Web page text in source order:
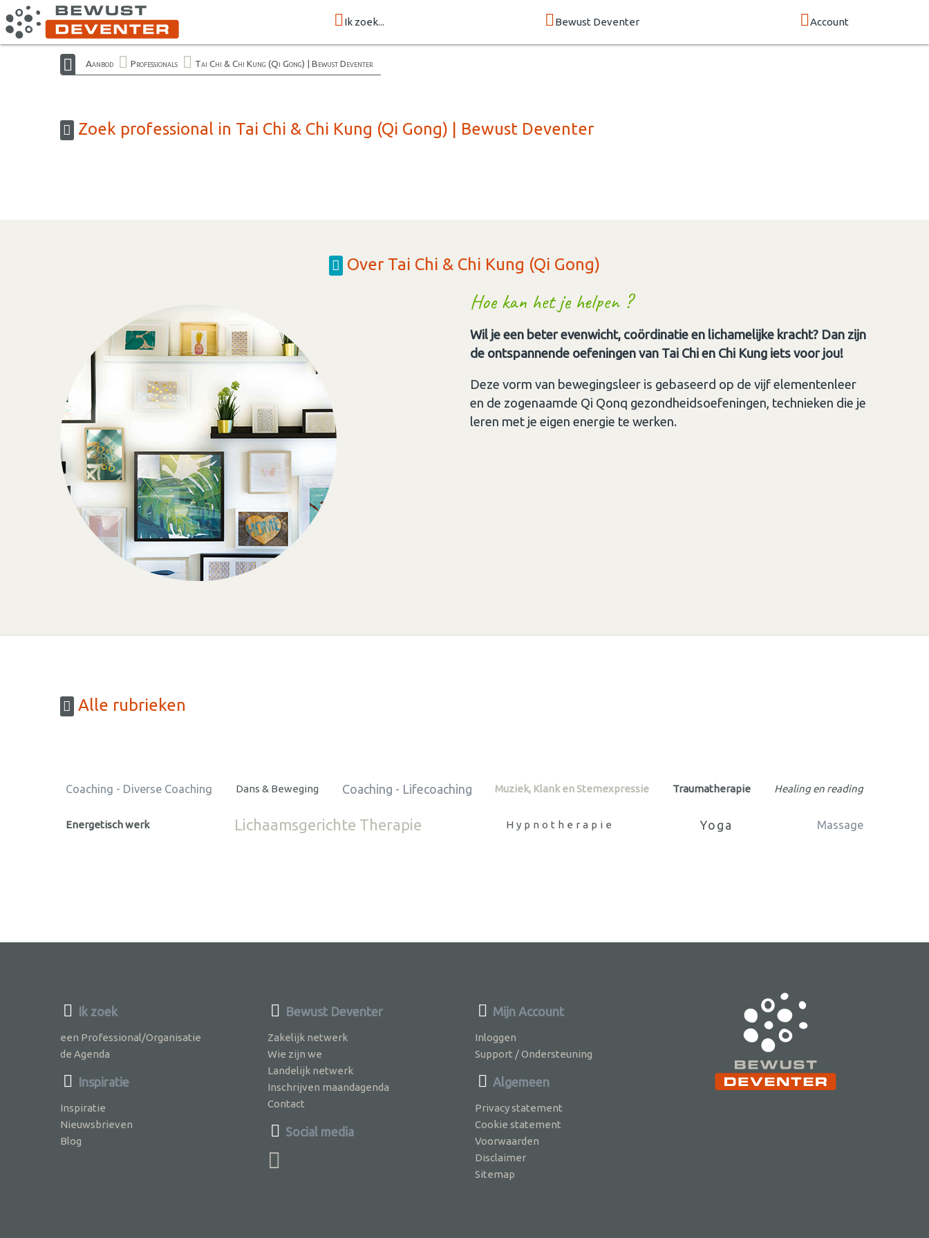
Ik zoek... Bewust Deventer Account
Aanbod Professionals Tai Chi & Chi Kung (Qi Gong) | Bewust Deventer
Zoek professional in Tai Chi & Chi Kung (Qi Gong) | Bewust Deventer
Over Tai Chi & Chi Kung (Qi Gong)
Hoe kan het je helpen ?
Wil je een beter evenwicht, coördinatie en lichamelijke kracht? Dan zijn
de ontspannende oefeningen van Tai Chi en Chi Kung iets voor jou!
Deze vorm van bewegingsleer is gebaseerd op de vijf elementenleer
en de zogenaamde Qi Qonq gezondheidsoefeningen, technieken die je
leren met je eigen energie te werken.
Alle rubrieken
Coaching - Diverse Coaching Dans & Beweging Coaching - Lifecoaching Muziek, Klank en Stemexpressie Traumatherapie Healing en reading
Energetisch werk Lichaamsgerichte Therapie Hypnotherapie Yoga Massage
Ik zoek
een Professional/Organisatie
de Agenda
Inspiratie
Inspiratie
Nieuwsbrieven
Blog
Bewust Deventer
Zakelijk netwerk
Wie zijn we
Landelijk netwerk
Inschrijven maandagenda
Contact
Social media
Mijn Account
Inloggen
Support / Ondersteuning
Algemeen
Privacy statement
Cookie statement
Voorwaarden
Disclaimer
Sitemap